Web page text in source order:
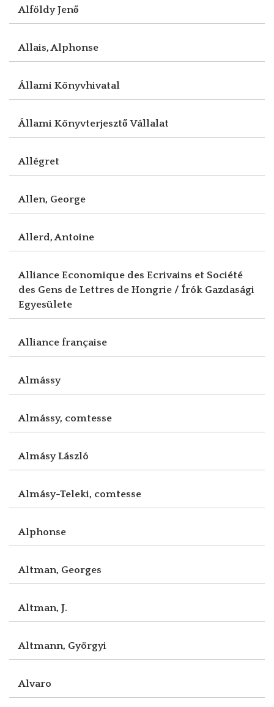
Alföldy Jenő
Allais, Alphonse
Állami Könyvhivatal
Állami Könyvterjesztő Vállalat
Allégret
Allen, George
Allerd, Antoine
Alliance Economique des Ecrivains et Société
des Gens de Lettres de Hongrie / Írók Gazdasági
Egyesülete
Alliance française
Almássy
Almássy, comtesse
Almásy László
Almásy-Teleki, comtesse
Alphonse
Altman, Georges
Altman, J.
Altmann, Györgyi
Alvaro